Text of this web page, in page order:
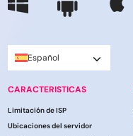
Español
CARACTERISTICAS
Limitación de ISP
Ubicaciones del servidor